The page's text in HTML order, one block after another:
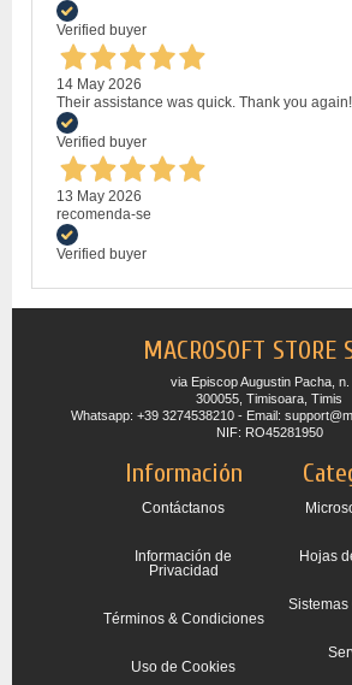
Verified buyer
14 May 2026
Their assistance was quick. Thank you again!
Verified buyer
13 May 2026
recomenda-se
Verified buyer
MACROSOFT STORE
via Episcop Augustin Pacha, n.
300055, Timisoara, Timis
Whatsapp: +39 3274538210 - Email:
NIF: RO45281950
Información
Contáctanos
Información de
Privacidad
Términos & Condiciones
Uso de Cookies
Hojas
Sistemas